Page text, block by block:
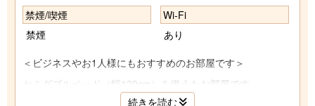
禁煙/喫煙
禁煙
Wi-Fi
あり
＜ビジネスやお1人様にもおすすめのお部屋です＞
セミダブルベッド（幅120cm）を備えたお部屋です。
全室禁煙で、Wi-Fiも完備しております。
続きを読む